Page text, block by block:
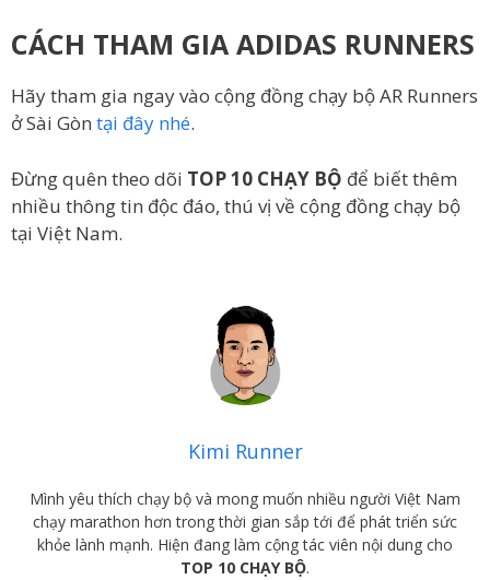
CÁCH THAM GIA ADIDAS RUNNERS
Hãy tham gia ngay vào cộng đồng chạy bộ AR Runners
ở Sài Gòn tại đây nhé.
Đừng quên theo dõi TOP 10 CHẠY BỘ để biết thêm
nhiều thông tin độc đáo, thú vị về cộng đồng chạy bộ
tại Việt Nam.
Kimi Runner
Mình yêu thích chạy bộ và mong muốn nhiều người Việt Nam
chạy marathon hơn trong thời gian sắp tới để phát triển sức
khỏe lành mạnh. Hiện đang làm cộng tác viên nội dung cho
TOP 10 CHẠY BỘ.